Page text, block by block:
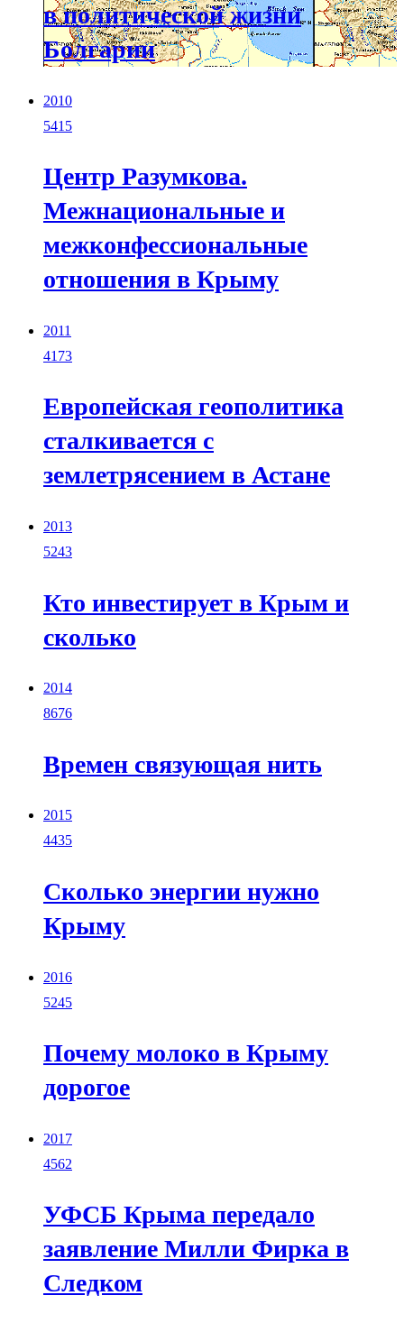
в политической жизни
Болгарии
2010
5415
Центр Разумкова.
Межнациональные и
межконфессиональные
отношения в Крыму
2011
4173
Европейская геополитика
сталкивается с
землетрясением в Астане
2013
5243
Кто инвестирует в Крым и
сколько
2014
8676
Времен связующая нить
2015
4435
Сколько энергии нужно
Крыму
2016
5245
Почему молоко в Крыму
дорогое
2017
4562
УФСБ Крыма передало
заявление Милли Фирка в
Следком